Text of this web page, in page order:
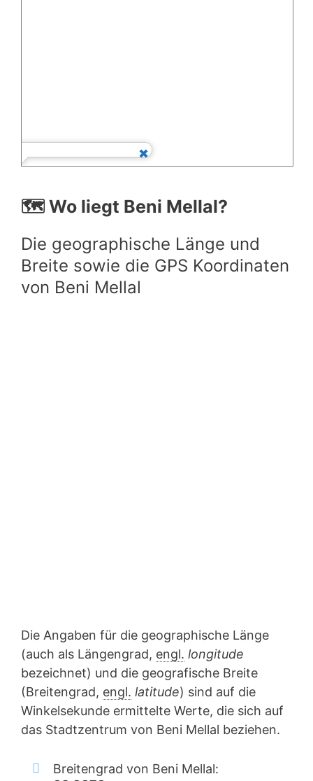
🗺️ Wo liegt Beni Mellal?
Die geographische Länge und
Breite sowie die GPS Koordinaten
von Beni Mellal
Die Angaben für die geographische Länge
(auch als Längengrad, engl. longitude
bezeichnet) und die geografische Breite
(Breitengrad, engl. latitude) sind auf die
Winkelsekunde ermittelte Werte, die sich auf
das Stadtzentrum von Beni Mellal beziehen.
Breitengrad von Beni Mellal: